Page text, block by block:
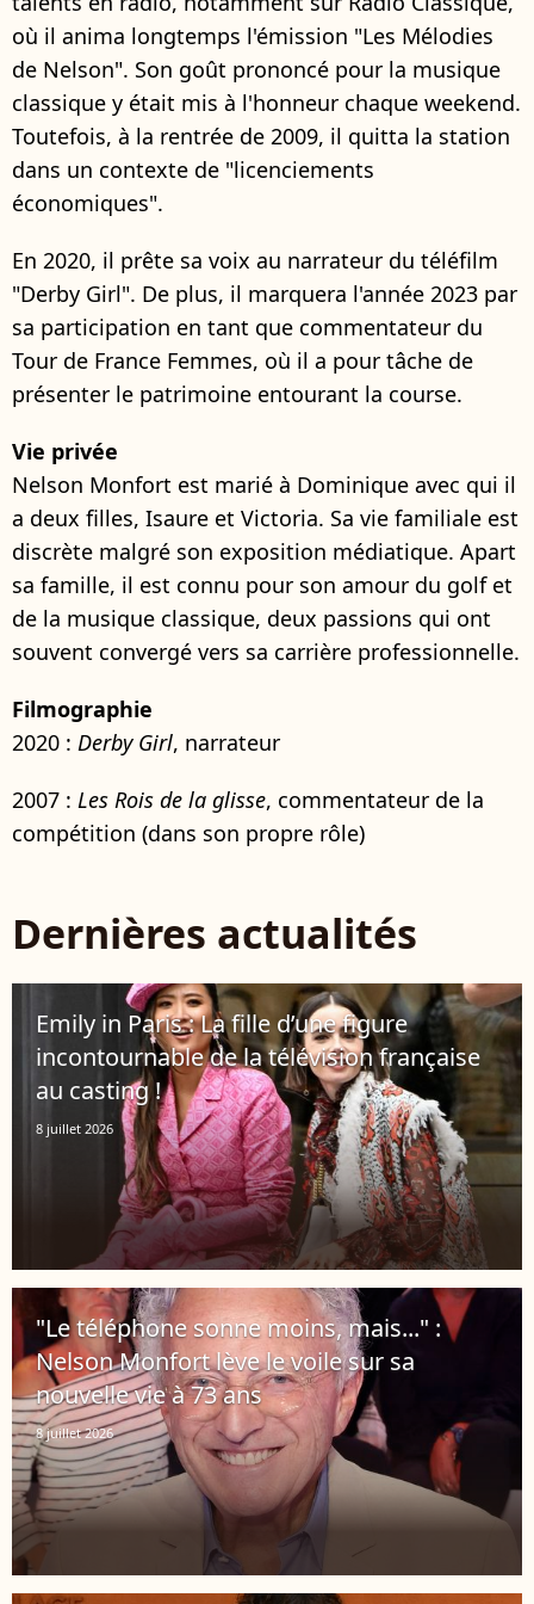
où il anima longtemps l'émission "Les Mélodies
de Nelson". Son goût prononcé pour la musique
classique y était mis à l'honneur chaque weekend.
Toutefois, à la rentrée de 2009, il quitta la station
dans un contexte de "licenciements
économiques".
En 2020, il prête sa voix au narrateur du téléfilm
"Derby Girl". De plus, il marquera l'année 2023 par
sa participation en tant que commentateur du
Tour de France Femmes, où il a pour tâche de
présenter le patrimoine entourant la course.
Vie privée
Nelson Monfort est marié à Dominique avec qui il
a deux filles, Isaure et Victoria. Sa vie familiale est
discrète malgré son exposition médiatique. Apart
sa famille, il est connu pour son amour du golf et
de la musique classique, deux passions qui ont
souvent convergé vers sa carrière professionnelle.
Filmographie
2020 : Derby Girl, narrateur
2007 : Les Rois de la glisse, commentateur de la
compétition (dans son propre rôle)
Dernières actualités
Emily in Paris : La fille d’une figure
incontournable de la télévision française
au casting !
8 juillet 2026
"Le téléphone sonne moins, mais..." :
Nelson Monfort lève le voile sur sa
nouvelle vie à 73 ans
8 juillet 2026